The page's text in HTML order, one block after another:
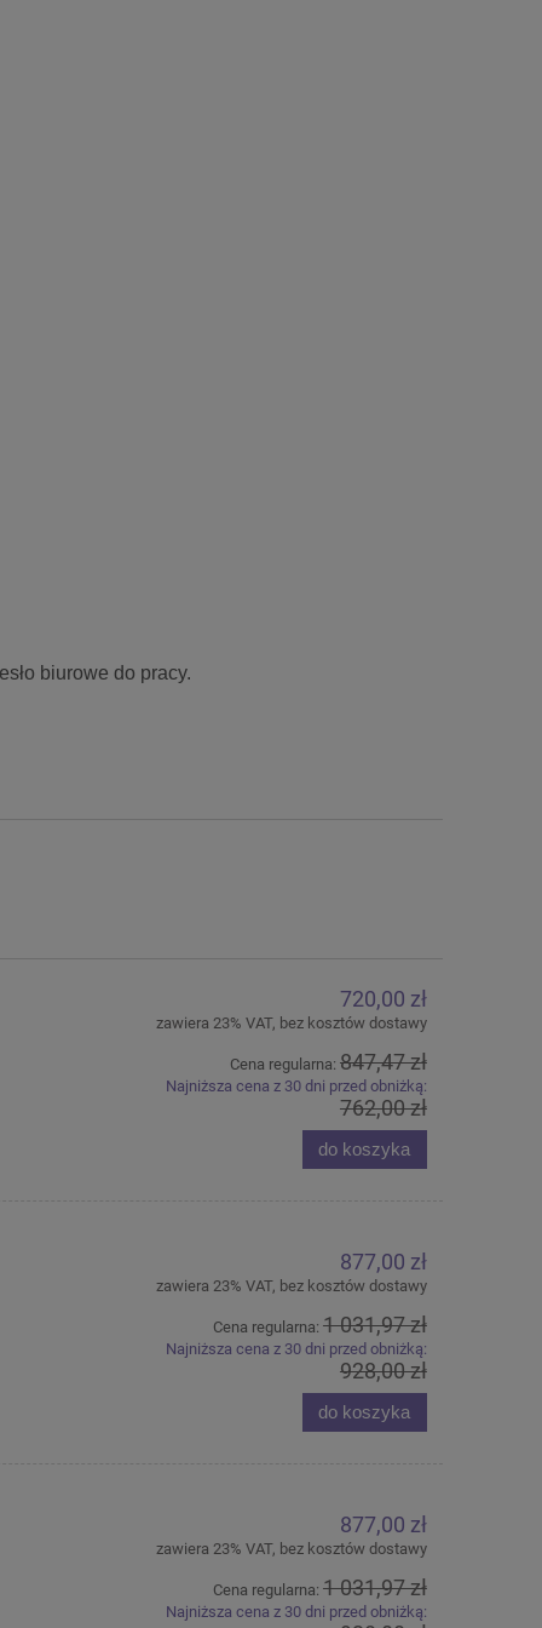
biurowe do pracy.
720,00 zł
zawiera 23% VAT, bez kosztów dostawy
Cena regularna: 847,47 zł
Najniższa cena z 30 dni przed obniżką:
762,00 zł
do koszyka
877,00 zł
zawiera 23% VAT, bez kosztów dostawy
Cena regularna: 1 031,97 zł
Najniższa cena z 30 dni przed obniżką:
928,00 zł
do koszyka
877,00 zł
zawiera 23% VAT, bez kosztów dostawy
Cena regularna: 1 031,97 zł
Najniższa cena z 30 dni przed obniżką: